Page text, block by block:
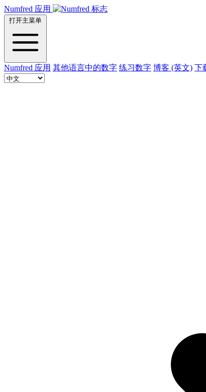
Numfred 应用
打开主菜单
Numfred 应用 其他语言中的数字 练习数字 博客 (英文) 下